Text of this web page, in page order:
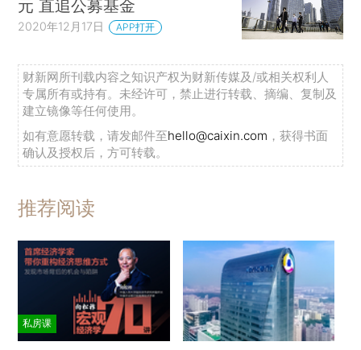
元 直追公募基金
2020年12月17日 APP打开
财新网所刊载内容之知识产权为财新传媒及/或相关权利人
专属所有或持有。未经许可，禁止进行转载、摘编、复制及
建立镜像等任何使用。
如有意愿转载，请发邮件至hello@caixin.com ，获得书面
确认及授权后，方可转载。
推荐阅读
私房课